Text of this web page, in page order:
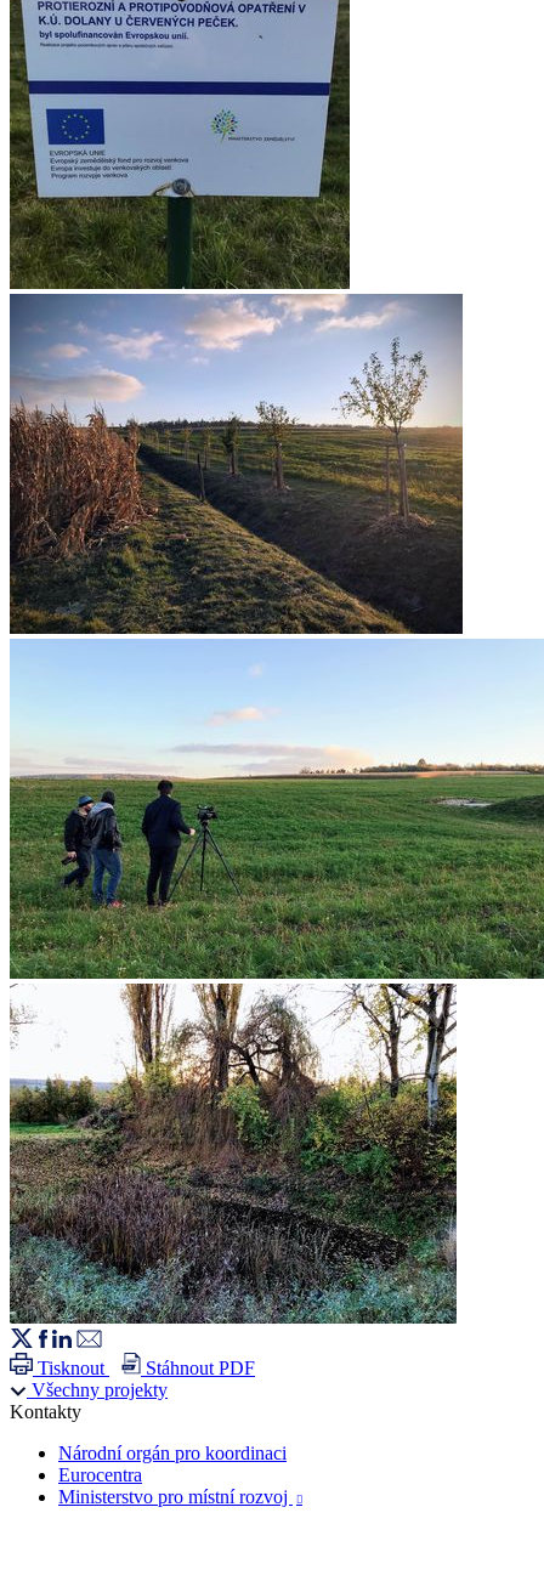
Tisknout
Stáhnout PDF
Všechny projekty
Kontakty
Národní orgán pro koordinaci
Eurocentra
Ministerstvo pro místní rozvoj
